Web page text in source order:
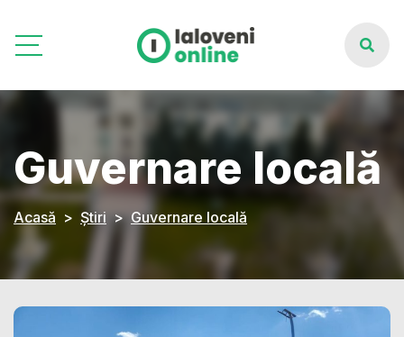
Guvernare locală
Acasă Știri Guvernare locală